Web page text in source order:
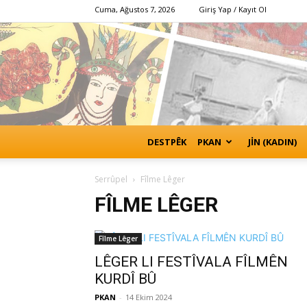
Cuma, Ağustos 7, 2026 Giriş Yap / Kayıt Ol
DESTPÊK PKAN JİN (KADIN)
Serrûpel Fîlme Lêger
FÎLME LÊGER
Fîlme Lêger
LÊGER LI FESTÎVALA FÎLMÊN
KURDÎ BÛ
PKAN - 14 Ekim 2024